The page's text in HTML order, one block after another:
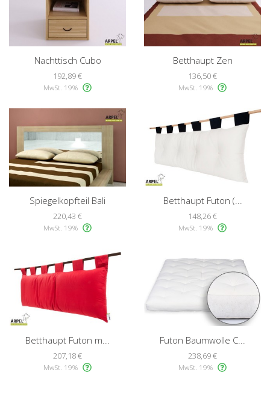
Nachttisch Cubo
192,89 €
MwSt. 19%
Betthaupt Zen
136,50 €
MwSt. 19%
Spiegelkopfteil Bali
220,43 €
MwSt. 19%
Betthaupt Futon (...
148,26 €
MwSt. 19%
Betthaupt Futon m...
207,18 €
MwSt. 19%
Futon Baumwolle C...
238,69 €
MwSt. 19%